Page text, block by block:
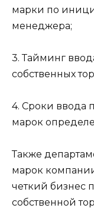
марки по
менеджера;
3. Тайминг
собственных
4. Сроки ввода
марок
Также
марок
четкий бизнес
собственной